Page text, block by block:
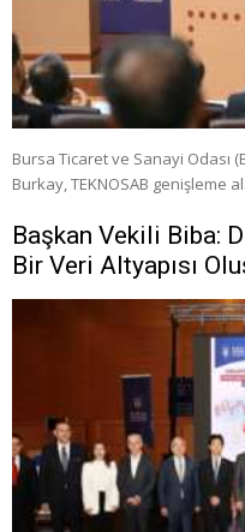
Bursa Ticaret ve Sanayi Odası
Burkay, TEKNOSAB genişleme
Başkan Vekili Biba:
Bir Veri Altyapısı